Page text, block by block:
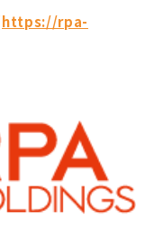
https://rpa-